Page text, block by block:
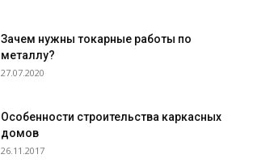
Зачем нужны токарные работы по
металлу?
27.07.2020
Особенности строительства каркасных
домов
26.11.2017